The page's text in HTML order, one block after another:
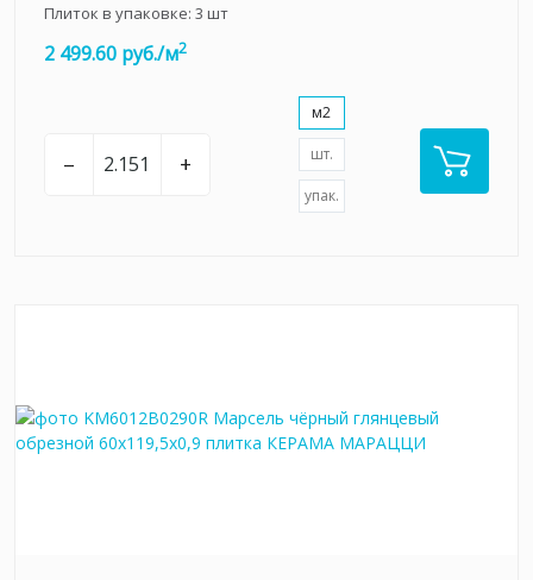
Плиток в упаковке: 3 шт
2 499.60 руб./м2
– +
м2
шт.
упак.